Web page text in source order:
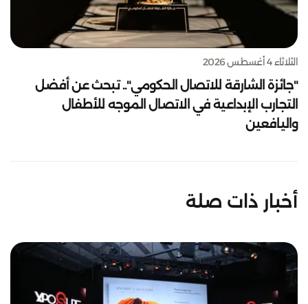
الثلاثاء 4 أغسطس 2026
"جائزة الشارقة للاتصال الحكومي".. تبحث عن أفضل
التجارب الإبداعية في الاتصال الموجه للأطفال
واليافعين
أخبار ذات صلة